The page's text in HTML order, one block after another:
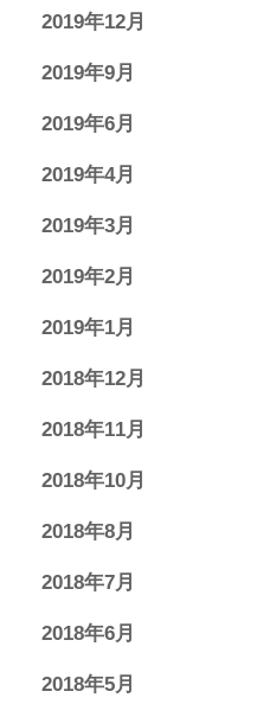
2019年12月
2019年9月
2019年6月
2019年4月
2019年3月
2019年2月
2019年1月
2018年12月
2018年11月
2018年10月
2018年8月
2018年7月
2018年6月
2018年5月